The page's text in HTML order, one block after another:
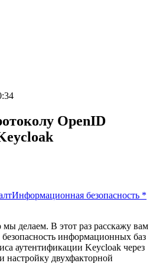
OpenID
Информационная безопасность *
делаем. В этот раз расскажу вам
информационных баз
аутентификации Keycloak через
настройку двухфакторной